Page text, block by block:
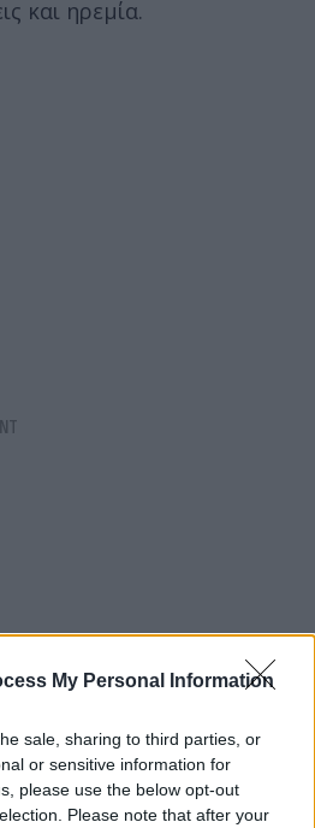
My Personal Information
sale, sharing to third parties, or
or sensitive information for
please use the below opt-out
Please note that after your
και ηρεμία.